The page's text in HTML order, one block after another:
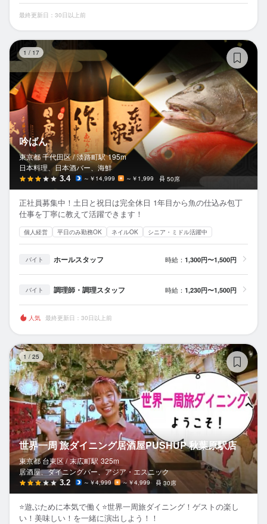
最終更新日：30日以上前
1 / 17
吟ばん
東京都 千代田区 / 淡路町駅 195m
日本料理、日本酒バー、海鮮
3.4 ～￥14,999 ～￥1,999 50席
正社員募集中！土日と祝日は完全休日 1年目から魚の仕込み包丁
仕事を丁寧に教えて活躍できます！
個人経営 平日のみ勤務OK ネイルOK シニア・ミドル活躍中
バイト ホールスタッフ 時給： 1,300円〜1,500円
バイト 調理師・調理スタッフ 時給： 1,230円〜1,500円
人気 最終更新日：30日以上前
1 / 25
世界一周 旅ダイニング居酒屋PUSHUP 秋葉原駅店
東京都 台東区 / 末広町駅 325m
居酒屋、ダイニングバー、アジア・エスニック
3.2 ～￥4,999 ～￥4,999 30席
⭐️遊ぶために本気で働く⭐️世界一周旅ダイニング！ゲストの楽し
い！美味しい！を一緒に演出しよう！！